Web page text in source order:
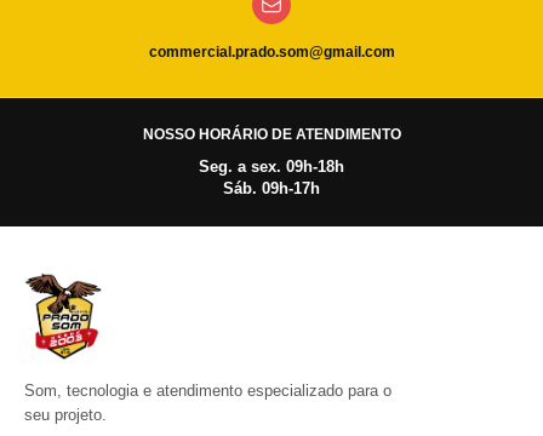
commercial.prado.som@gmail.com
NOSSO HORÁRIO DE ATENDIMENTO
Seg. a sex. 09h-18h
Sáb. 09h-17h
Som, tecnologia e atendimento especializado para o
seu projeto.